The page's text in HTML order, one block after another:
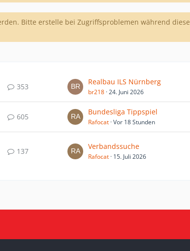
Bitte erstelle bei Zugriffsproblemen während
353
Realbau ILS Nürnberg
br218 24. Juni 2026
605
Bundesliga Tippspiel
Rafocat Vor 18 Stunden
137
Verbandssuche
Rafocat 15. Juli 2026